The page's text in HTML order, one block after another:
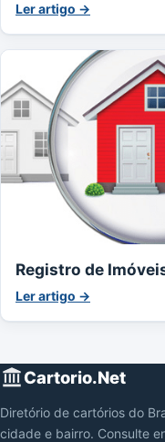
Ler artigo →
Registro de
Ler artigo →
Cartorio.Net
Diretório de cartórios do
cidade e bairro. Consulte